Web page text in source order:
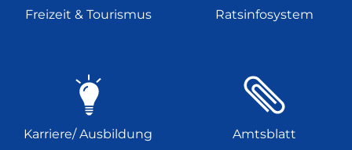
Freizeit & Tourismus Ratsinfosystem
Karriere/ Ausbildung Amtsblatt